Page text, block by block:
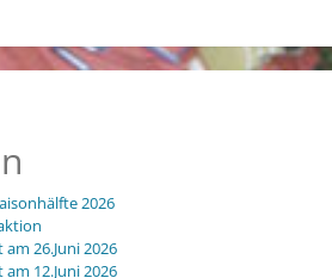
2026
26.Juni 2026
12.Juni 2026